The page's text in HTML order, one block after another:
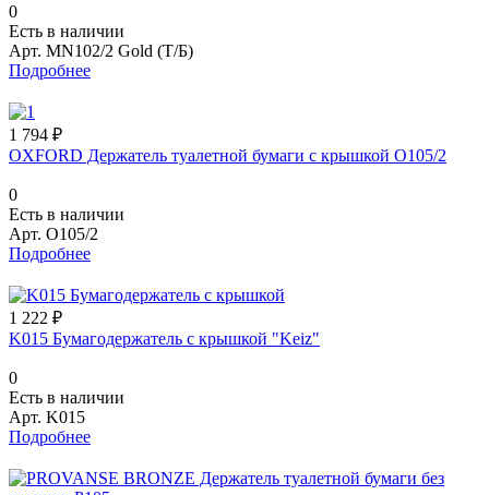
0
Есть в наличии
Арт. MN102/2 Gold (Т/Б)
Подробнее
1 794 ₽
OXFORD Держатель туалетной бумаги с крышкой O105/2
0
Есть в наличии
Арт. O105/2
Подробнее
1 222 ₽
K015 Бумагодержатель с крышкой "Keiz"
0
Есть в наличии
Арт. K015
Подробнее